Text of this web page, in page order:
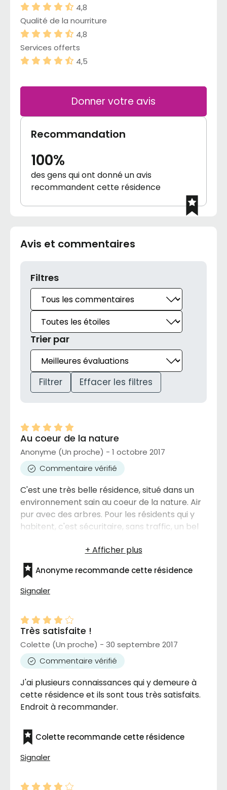
4,8
Qualité de la nourriture
4,8
Services offerts
4,5
Donner votre avis
Recommandation
100%
des gens qui ont donné un avis
recommandent cette résidence
Avis et commentaires
Filtres
Trier par
Filtrer Effacer les filtres
Au coeur de la nature
Anonyme (Un proche) - 1 octobre 2017
Commentaire vérifié
C'est une très belle résidence, situé dans un
environnement sain au coeur de la nature. Air
pur avec des arbres. Pour les résidents qui y
habitent, c'est sécuritaire, sans traffic, un bel
résidence est propre, sécuritaire. Mon frère et
sa femme, ainsi que ma soeur y habitent
depuis 4 ans. Au niveau des repas, la nourriture
est excellente avec une belle variété de menu.
Anonyme recommande cette résidence
Signaler
Très satisfaite !
Colette (Un proche) - 30 septembre 2017
Commentaire vérifié
J'ai plusieurs connaissances qui y demeure à
cette résidence et ils sont tous très satisfaits.
Endroit à recommander.
Colette recommande cette résidence
Signaler